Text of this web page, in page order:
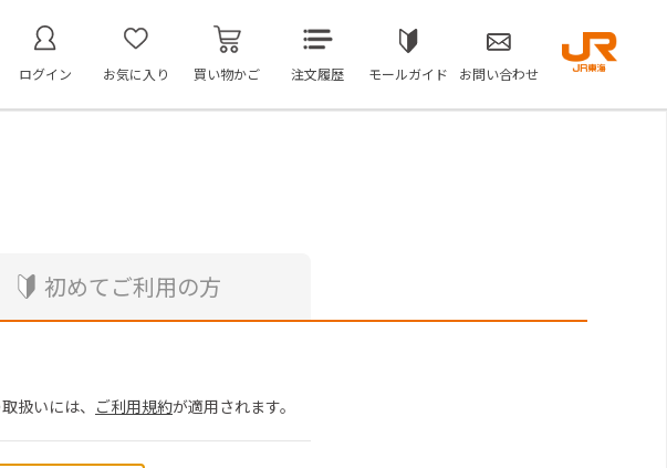
ログイン お気に入り 買い物かご 注文履歴 モールガイド お問い合わせ
初めてご利用の方
扱いには、 ご利用規約が適用されます。